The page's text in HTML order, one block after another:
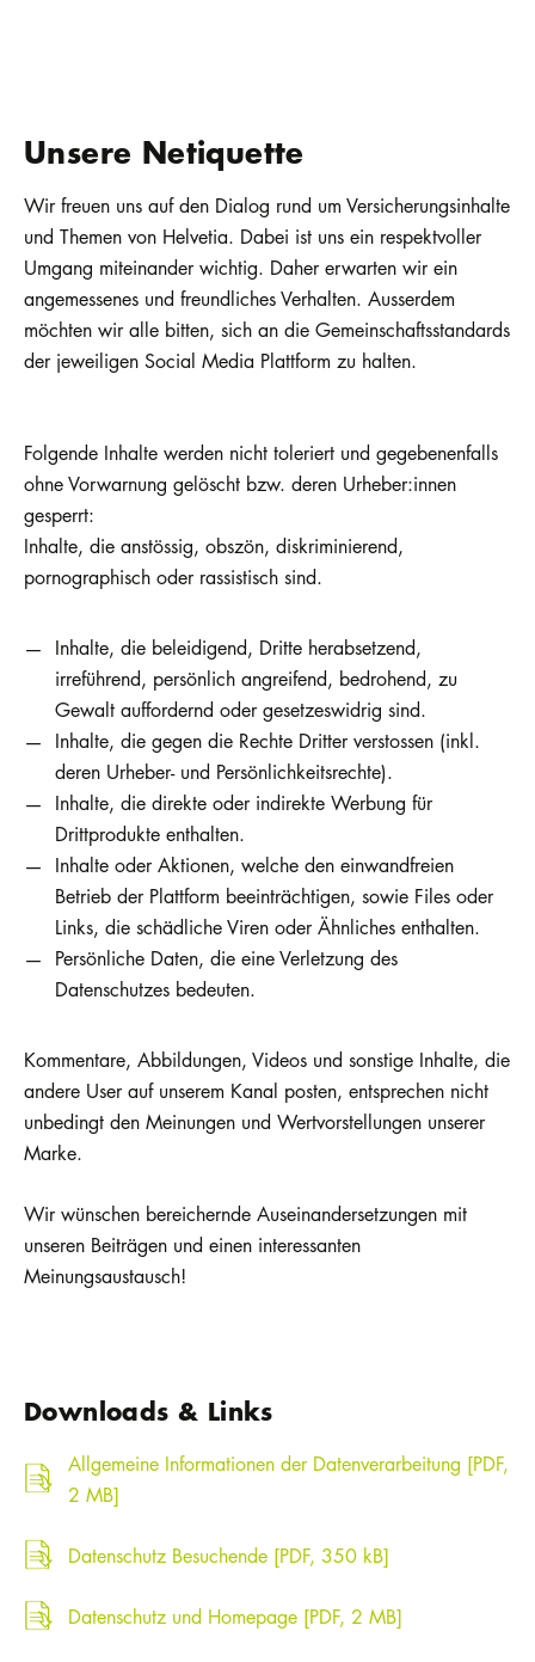
Unsere Netiquette
Wir freuen uns auf den Dialog rund um Versicherungsinhalte
und Themen von Helvetia. Dabei ist uns ein respektvoller
Umgang miteinander wichtig. Daher erwarten wir ein
angemessenes und freundliches Verhalten. Ausserdem
möchten wir alle bitten, sich an die Gemeinschaftsstandards
der jeweiligen Social Media Plattform zu halten.
Folgende Inhalte werden nicht toleriert und gegebenenfalls
ohne Vorwarnung gelöscht bzw. deren Urheber:innen
gesperrt:
Inhalte, die anstössig, obszön, diskriminierend,
pornographisch oder rassistisch sind.
Inhalte, die beleidigend, Dritte herabsetzend,
irreführend, persönlich angreifend, bedrohend, zu
Gewalt auffordernd oder gesetzeswidrig sind.
Inhalte, die gegen die Rechte Dritter verstossen (inkl.
deren Urheber- und Persönlichkeitsrechte).
Inhalte, die direkte oder indirekte Werbung für
Drittprodukte enthalten.
Inhalte oder Aktionen, welche den einwandfreien
Betrieb der Plattform beeinträchtigen, sowie Files oder
Links, die schädliche Viren oder Ähnliches enthalten.
Persönliche Daten, die eine Verletzung des
Datenschutzes bedeuten.
Kommentare, Abbildungen, Videos und sonstige Inhalte, die
andere User auf unserem Kanal posten, entsprechen nicht
unbedingt den Meinungen und Wertvorstellungen unserer
Marke.
Wir wünschen bereichernde Auseinandersetzungen mit
unseren Beiträgen und einen interessanten
Meinungsaustausch!
Downloads & Links
Allgemeine Informationen der Datenverarbeitung [PDF,
2 MB]
Datenschutz Besuchende [PDF, 350 kB]
Datenschutz und Homepage [PDF, 2 MB]